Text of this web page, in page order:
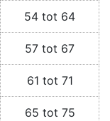
54 tot 64
57 tot 67
61 tot 71
65 tot 75